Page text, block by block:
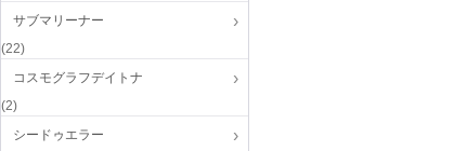
サブマリーナー
(22)
コスモグラフデイトナ
(2)
シードゥエラー